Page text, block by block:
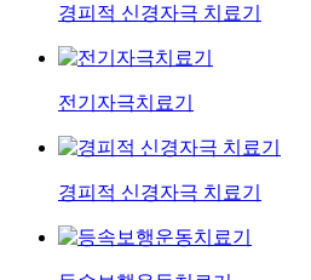
경피적 신경자극 치료기
전기자극치료기
경피적 신경자극 치료기